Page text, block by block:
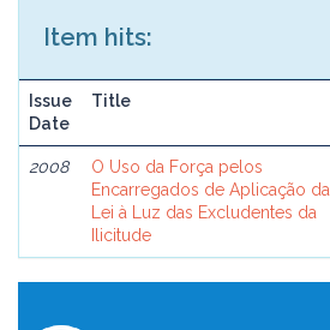
Item hits:
Issue
Date
Title
2008
O Uso da Força pelos
Encarregados de Aplicação da
Lei à Luz das Excludentes da
Ilicitude